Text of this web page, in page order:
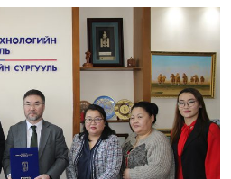
Email